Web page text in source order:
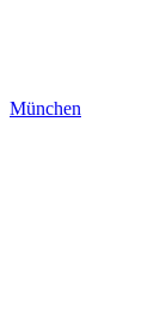
München